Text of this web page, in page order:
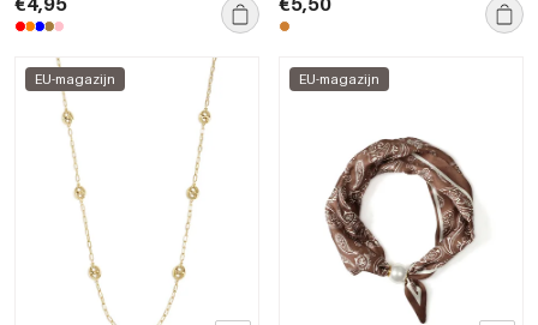
gebruik.
EU-magazijn EU-magazijn